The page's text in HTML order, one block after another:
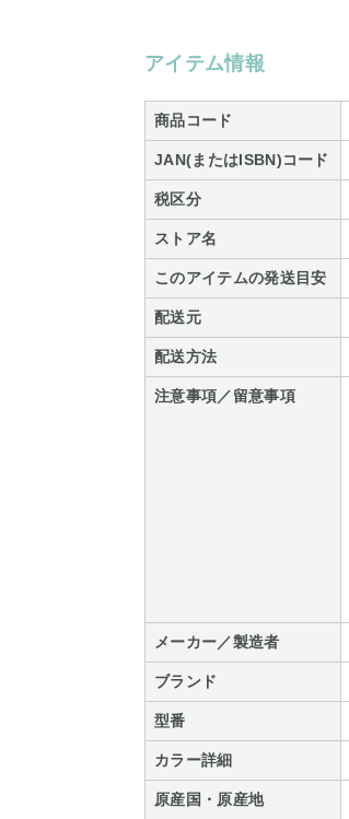
アイテム情報
商品コード
JAN(またはISBN)コード
税区分
ストア名
このアイテムの発送目安
配送元
配送方法
注意事項／留意事項
メーカー／製造者
ブランド
型番
カラー詳細
原産国・原産地